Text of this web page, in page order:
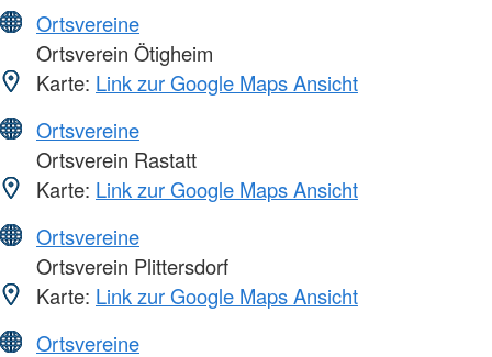
Ortsvereine
Ortsverein Ötigheim
Karte: Link zur Google Maps Ansicht
Ortsvereine
Ortsverein Rastatt
Karte: Link zur Google Maps Ansicht
Ortsvereine
Ortsverein Plittersdorf
Karte: Link zur Google Maps Ansicht
Ortsvereine